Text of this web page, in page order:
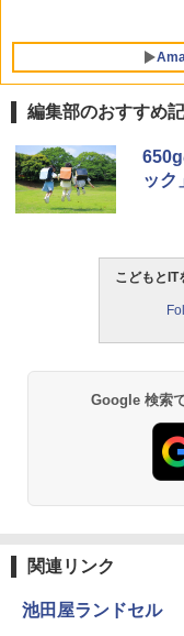
編集部のおすすめ
ック
こどもとIT
Google 検索
関連リンク
池田屋ランドセル